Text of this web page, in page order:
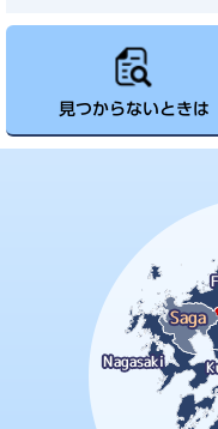
見つからないときは